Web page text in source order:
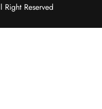
Reserved